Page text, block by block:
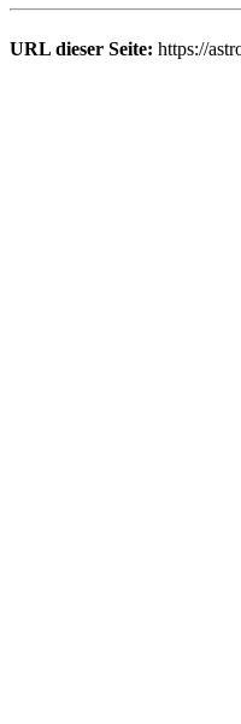
URL dieser Seite: https://